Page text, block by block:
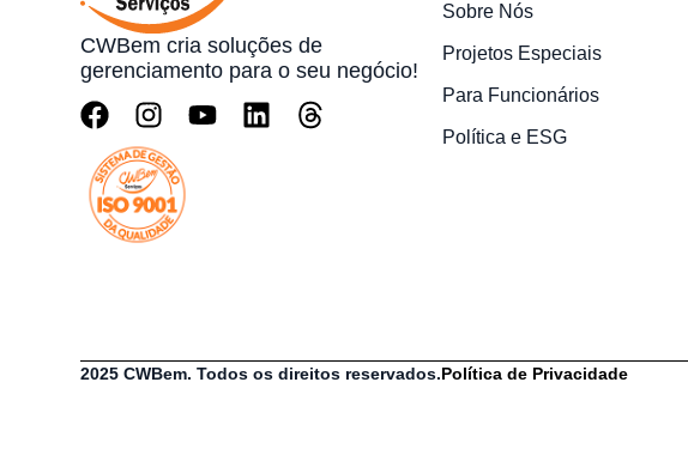
CWBem cria soluções de
gerenciamento para o seu negócio!
Sobre Nós
Projetos Especiais
Para Funcionários
Política e ESG
2025 CWBem. Todos os direitos reservados.Política de Privacidade